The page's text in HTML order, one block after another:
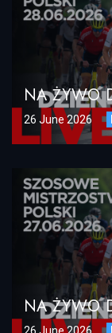
26 June 2026